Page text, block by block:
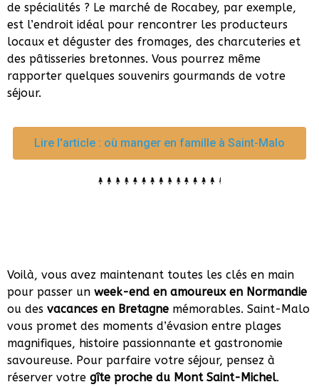
de spécialités ? Le marché de Rocabey, par exemple,
est l’endroit idéal pour rencontrer les producteurs
locaux et déguster des fromages, des charcuteries et
des pâtisseries bretonnes. Vous pourrez même
rapporter quelques souvenirs gourmands de votre
séjour.
Lire l'article : où manger en famille à Saint-Malo
Voilà, vous avez maintenant toutes les clés en main
pour passer un week-end en amoureux en Normandie
ou des vacances en Bretagne mémorables. Saint-Malo
vous promet des moments d’évasion entre plages
magnifiques, histoire passionnante et gastronomie
savoureuse. Pour parfaire votre séjour, pensez à
réserver votre gîte proche du Mont Saint-Michel.